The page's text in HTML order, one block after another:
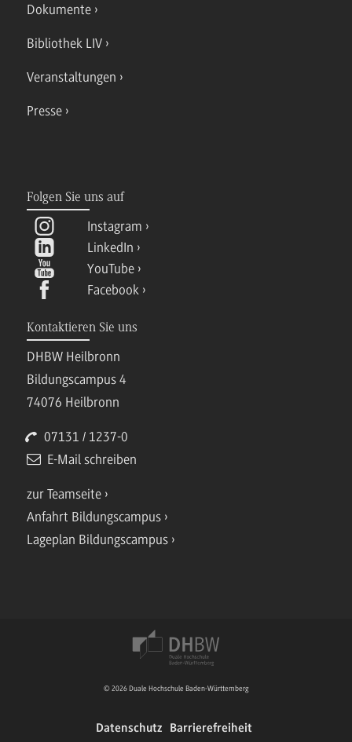
Dokumente
Bibliothek LIV
Veranstaltungen
Presse
Folgen Sie uns auf
Instagram
LinkedIn
YouTube
Facebook
Kontaktieren Sie uns
DHBW Heilbronn
Bildungscampus 4
74076 Heilbronn
07131 / 1237-0
E-Mail schreiben
zur Teamseite
Anfahrt Bildungscampus
Lageplan Bildungscampus
© 2026 Duale Hochschule Baden-Württemberg
Datenschutz Barrierefreiheit